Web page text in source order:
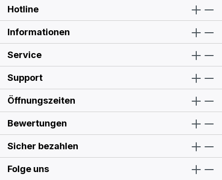
Hotline
Informationen
Service
Support
Öffnungszeiten
Bewertungen
Sicher bezahlen
Folge uns